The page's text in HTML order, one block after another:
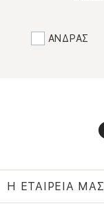
ΑΝΔΡΑΣ
Η ΕΤΑΙΡΕΙΑ ΜΑΣ